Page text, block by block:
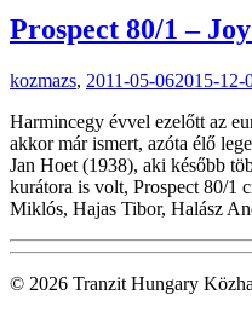
Prospect 80/1 –
kozmazs, 2011-05-062015-12-
Harmincegy évvel ezelőtt az
akkor már ismert, azóta élő
Jan Hoet (1938), aki később
kurátora is volt, Prospect 80/1
Miklós, Hajas Tibor, Halász
© 2026 Tranzit Hungary